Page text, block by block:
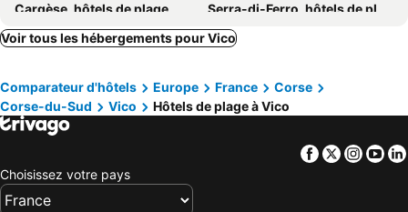
Cargèse, hôtels de plage
Serra-di-Ferro, hôtels de plage
Lumio, hôtels de plage
Coti-Chiavari, hôtels de plage
Alata, hôtels de plage
Grosseto-Prugna, hôtels de plage
Calcatoggio, hôtels de plage
Belgodère, hôtels de plage
Serra-di-Fiumorbo, hôtels de plage
Casaglione, hôtels de plage
Voir tous les hébergements pour Vico
Comparateur d'hôtels Europe France
Corse
Corse-du-Sud
Vico Hôtels de plage à Vico
Facebook
Twitter
Choisissez votre pays